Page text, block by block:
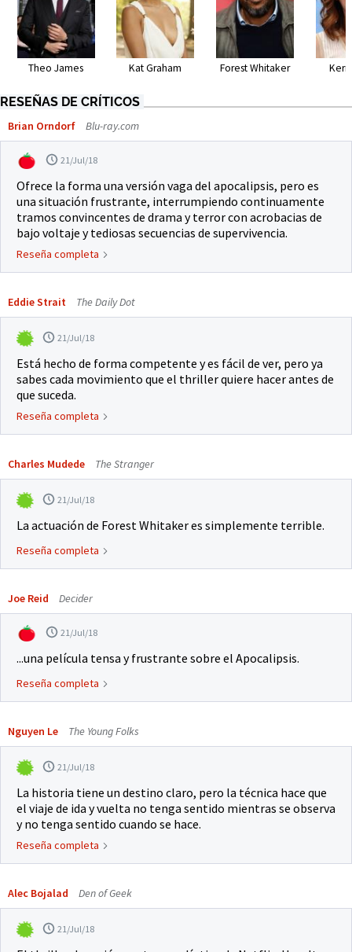
Theo James Kat Graham Forest Whitaker
RESEÑAS DE CRÍTICOS
Brian Orndorf Blu-ray.com
21/Jul/18
Ofrece la forma una versión vaga del apocalipsis, pero es
una situación frustrante, interrumpiendo continuamente
tramos convincentes de drama y terror con acrobacias de
bajo voltaje y tediosas secuencias de supervivencia.
Reseña completa
Eddie Strait The Daily Dot
21/Jul/18
Está hecho de forma competente y es fácil de ver, pero ya
sabes cada movimiento que el thriller quiere hacer antes de
que suceda.
Reseña completa
Charles Mudede The Stranger
21/Jul/18
La actuación de Forest Whitaker es simplemente terrible.
Reseña completa
Joe Reid Decider
21/Jul/18
...una película tensa y frustrante sobre el Apocalipsis.
Reseña completa
Nguyen Le The Young Folks
21/Jul/18
La historia tiene un destino claro, pero la técnica hace que
el viaje de ida y vuelta no tenga sentido mientras se observa
y no tenga sentido cuando se hace.
Reseña completa
Alec Bojalad Den of Geek
21/Jul/18